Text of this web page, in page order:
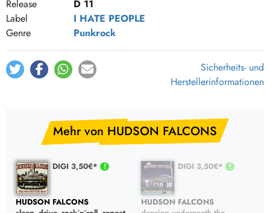
Release
D 11
Label
I HATE PEOPLE
Genre
Punkrock
Sicherheits- und
Herstellerinformationen
Mehr von HUDSON FALCONS
DIGI 3,50€*
HUDSON FALCONS
DIGI 3,50€*
HUDSON FALCONS